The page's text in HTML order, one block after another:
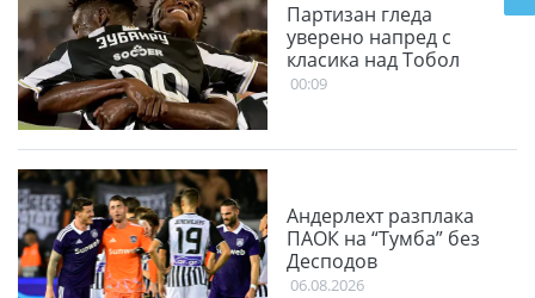
Партизан гледа
уверено напред с
класика над Тобол
00:09
Андерлехт разплака
ПАОК на “Тумба” без
Десподов
06.08.2026